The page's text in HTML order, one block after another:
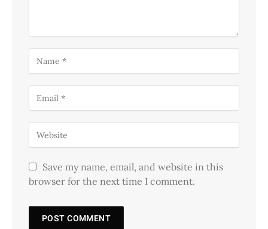
Save my name, email, and website in this
browser for the next time I comment.